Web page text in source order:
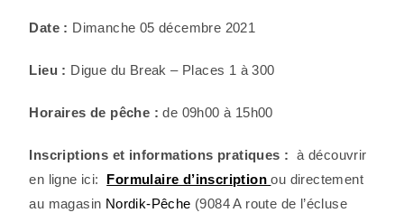
Date : Dimanche 05 décembre 2021
Lieu : Digue du Break – Places 1 à 300
Horaires de pêche : de 09h00 à 15h00
Inscriptions et informations pratiques : à découvrir
en ligne ici: Formulaire d’inscription ou directement
au magasin Nordik-Pêche (9084 A route de l’écluse